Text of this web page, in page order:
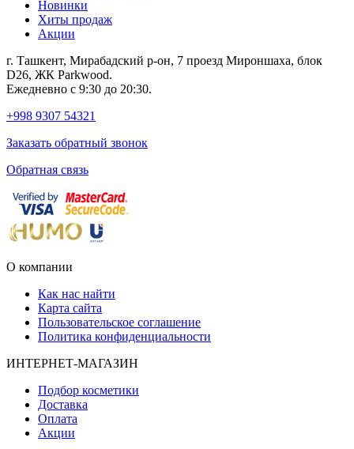
Новинки
Хиты продаж
Акции
г. Ташкент, Мирабадский р-он, 7 проезд Мироншаха, блок
D26, ЖК Раrkwood.
Ежедневно с 9:30 до 20:30.
+998 9307 54321
Заказать обратный звонок
Обратная связь
О компании
Как нас найти
Карта сайта
Пользовательское соглашение
Политика конфиденциальности
ИНТЕРНЕТ-МАГАЗИН
Подбор косметики
Доставка
Оплата
Акции